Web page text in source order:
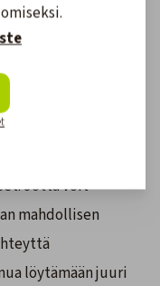
veneen
on
tai venetrailerin
Jotta voit
mahdollisen
löytämään juuri